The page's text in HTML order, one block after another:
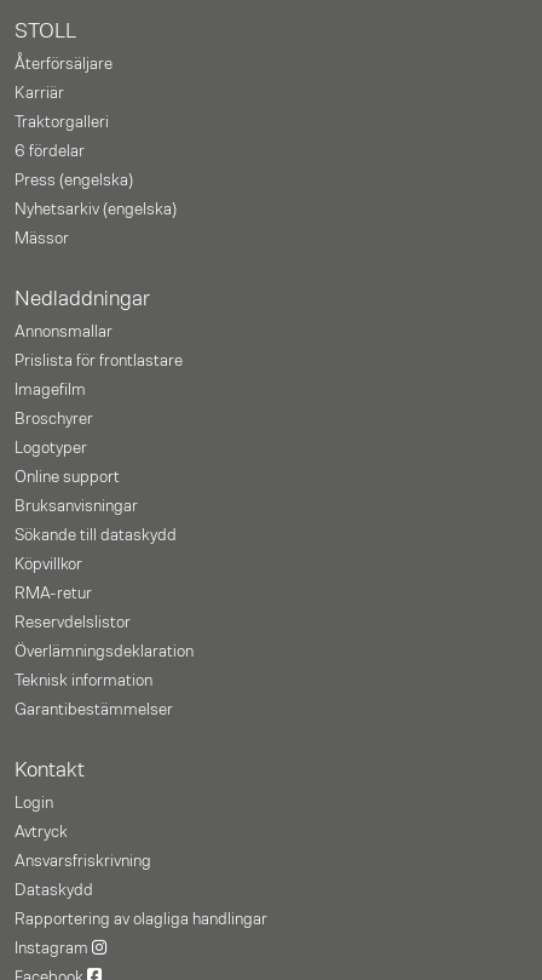
STOLL
Återförsäljare
Karriär
Traktorgalleri
6 fördelar
Press (engelska)
Nyhetsarkiv (engelska)
Mässor
Nedladdningar
Annonsmallar
Prislista för frontlastare
Imagefilm
Broschyrer
Logotyper
Online support
Bruksanvisningar
Sökande till dataskydd
Köpvillkor
RMA-retur
Reservdelslistor
Överlämningsdeklaration
Teknisk information
Garantibestämmelser
Kontakt
Login
Avtryck
Ansvarsfriskrivning
Dataskydd
Rapportering av olagliga handlingar
Instagram